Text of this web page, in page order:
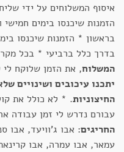
איסוף המשלוחים על ידי
בדרך כלל ברביעי * בכל
המשלוח, את הזמן שלוקח
יתכנו עיכובים ושינויים
החיצוניות. * לא כולל את
עבורם נדרש לי זמן עבודה
החריגים: אבו ג'וויעד, אבו
עמאר, אבו עמרה, אבו